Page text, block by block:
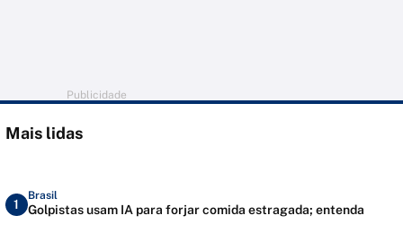
Publicidade
Mais lidas
1
Brasil
Golpistas usam IA para forjar comida estragada; entenda